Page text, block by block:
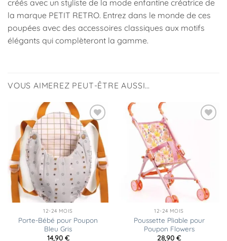
créés avec un styliste de la mode enfantine créatrice de
la marque PETIT RETRO. Entrez dans le monde de ces
poupées avec des accessoires classiques aux motifs
élégants qui complèteront la gamme.
VOUS AIMEREZ PEUT-ÊTRE AUSSI…
Ajouter
à la
liste
d’envies
12-24 MOIS
Porte-Bébé pour Poupon
Bleu Gris
14,90 €
12-24 MOIS
Poussette Pliable pour
Poupon Flowers
28,90 €